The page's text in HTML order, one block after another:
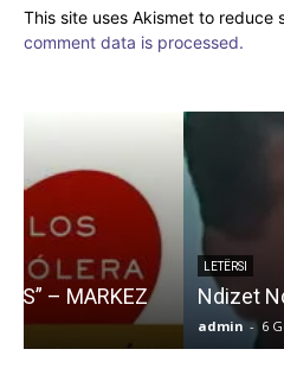
This site uses Akismet to reduce
comment data is processed.
LETËRSI
Ndizet Ndizet… një zjarr i
admin - 6 Gusht 2026 0